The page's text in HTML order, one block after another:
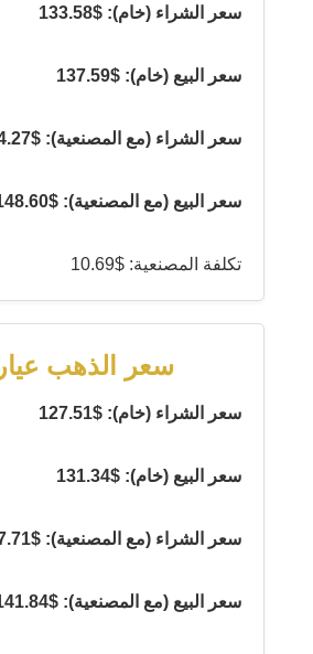
سعر الشراء (خام): $133.58
سعر البيع (خام): $137.59
سعر الشراء (مع المصنعية): $144.27
سعر البيع (مع المصنعية): $148.60
تكلفة المصنعية: $10.69
سعر الذهب عيار 21
سعر الشراء (خام): $127.51
سعر البيع (خام): $131.34
سعر الشراء (مع المصنعية): $137.71
سعر البيع (مع المصنعية): $141.84